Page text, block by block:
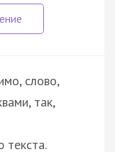
слово,
так,
текста.